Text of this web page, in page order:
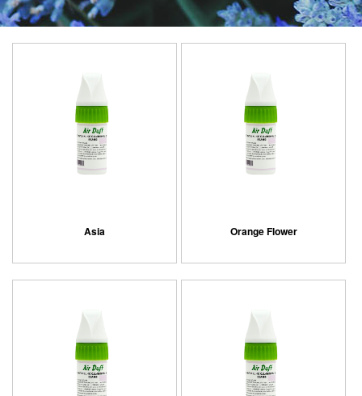
Asia Orange Flower